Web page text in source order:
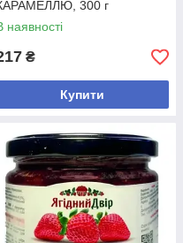
300 г
наявності
₴
Купити